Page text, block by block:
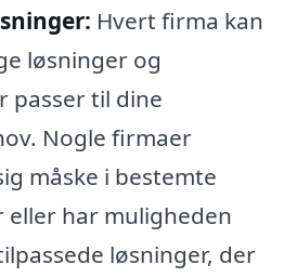
Hvert firma kan
løsninger og
passer til dine
Nogle firmaer
måske i bestemte
eller har muligheden
løsninger, der